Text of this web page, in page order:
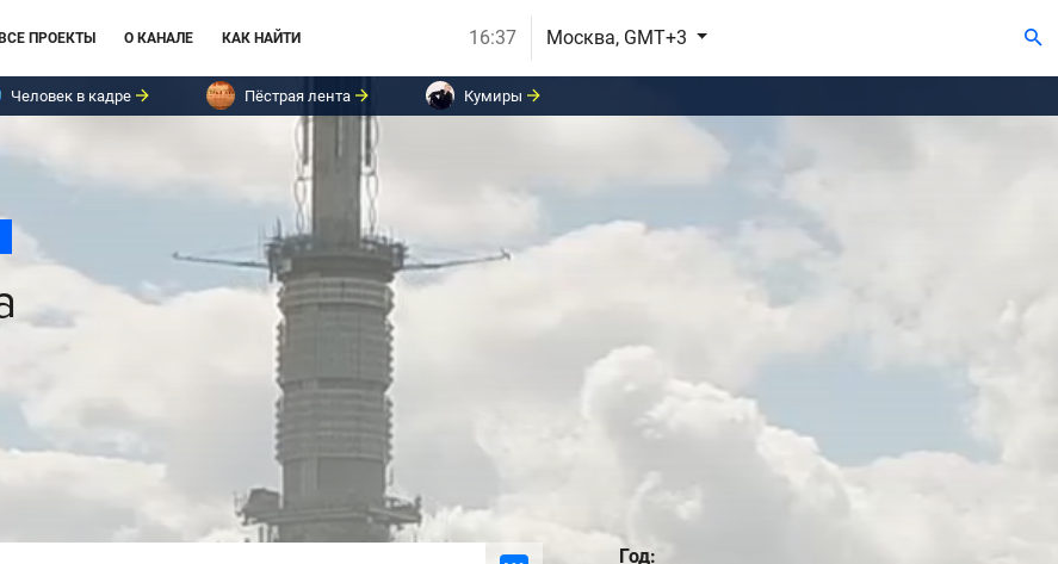
ВСЕ ПРОЕКТЫ О КАНАЛЕ КАК НАЙТИ 16:37 Москва, GMT+3
Человек в кадре Пёстрая лента Кумиры
Год: